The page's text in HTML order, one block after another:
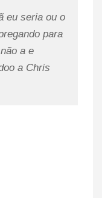
eu seria ou o
para
a e
a Chris